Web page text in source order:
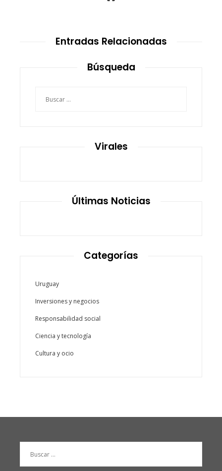
Entradas Relacionadas
Búsqueda
Virales
Últimas Noticias
Categorías
Uruguay
Inversiones y negocios
Responsabilidad social
Ciencia y tecnología
Cultura y ocio